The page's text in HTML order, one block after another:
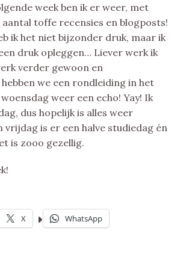
week ben ik er weer, met
toffe recensies en blogposts!
ik het niet bijzonder druk, maar ik
druk opleggen… Liever werk ik
verder gewoon en
we een rondleiding in het
weer een echo! Yay! Ik
dus hopelijk is alles weer
vrijdag is er een halve studiedag én
is zooo gezellig.
X WhatsApp